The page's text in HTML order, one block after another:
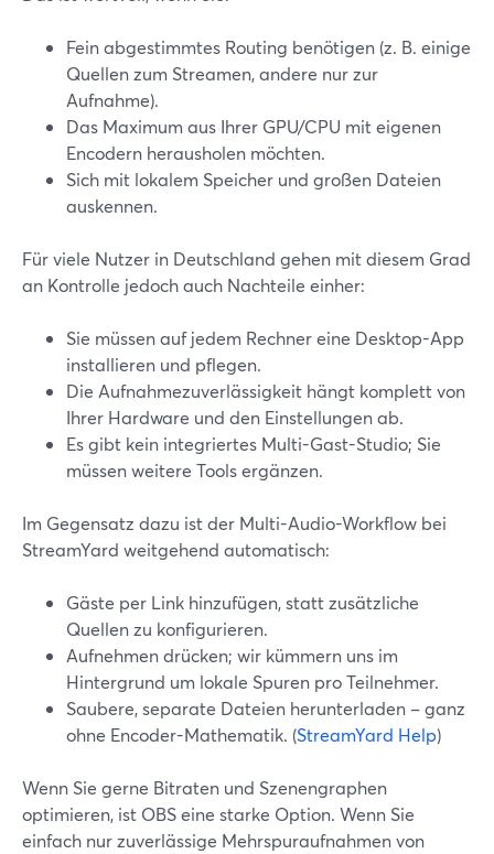
Fein abgestimmtes Routing benötigen (z. B. einige
Quellen zum Streamen, andere nur zur
Aufnahme).
Das Maximum aus Ihrer GPU/CPU mit eigenen
Encodern herausholen möchten.
Sich mit lokalem Speicher und großen Dateien
auskennen.
Für viele Nutzer in Deutschland gehen mit diesem Grad
an Kontrolle jedoch auch Nachteile einher:
Sie müssen auf jedem Rechner eine Desktop-App
installieren und pflegen.
Die Aufnahmezuverlässigkeit hängt komplett von
Ihrer Hardware und den Einstellungen ab.
Es gibt kein integriertes Multi-Gast-Studio; Sie
müssen weitere Tools ergänzen.
Im Gegensatz dazu ist der Multi-Audio-Workflow bei
StreamYard weitgehend automatisch:
Gäste per Link hinzufügen, statt zusätzliche
Quellen zu konfigurieren.
Aufnehmen drücken; wir kümmern uns im
Hintergrund um lokale Spuren pro Teilnehmer.
Saubere, separate Dateien herunterladen – ganz
ohne Encoder-Mathematik. (StreamYard Help)
Wenn Sie gerne Bitraten und Szenengraphen
optimieren, ist OBS eine starke Option. Wenn Sie
einfach nur zuverlässige Mehrspuraufnahmen von